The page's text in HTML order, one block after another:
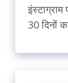
30 दिनों